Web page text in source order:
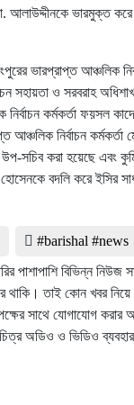
আলাউদ্দীনকে ভারমুক্ত করে
ভারপ্রাপ্ত আঞ্চলিক
সহায়তা ও সরবরাহ
নির্বাচন কর্মকর্তা ফয়সল
আঞ্চলিক নির্বাচন
উপ-সচিব করা হয়েছে এবং
হোসেনকে বদলি করে ইসির
#barishal #news
পাশাপাশি বিভিন্ন নিউজ
থাকি। তাই কোন খবর
সাথে যোগাযোগ
অডিও ও ভিডিও